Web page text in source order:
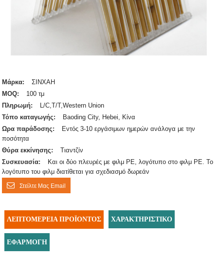
Μάρκα:
ΣΙΝΧΑΗ
MOQ:
100 τμ
Πληρωμή:
L/C,T/T,Western Union
Τόπο καταγωγής:
Baoding City, Hebei, Κίνα
Ωρα παράδοσης:
Εντός 3-10 εργάσιμων ημερών ανάλογα με την
ποσότητα
Θύρα εκκίνησης:
Τιαντζίν
Συσκευασία:
Και οι δύο πλευρές με φιλμ PE, λογότυπο στο φιλμ PE. Το
λογότυπο του φιλμ διατίθεται για σχεδιασμό δωρεάν
Στείλτε Μας Email
ΛΕΠΤΟΜΈΡΕΙΑ ΠΡΟΪΌΝΤΟΣ ΧΑΡΑΚΤΗΡΙΣΤΙΚΌ
ΕΦΑΡΜΟΓΉ